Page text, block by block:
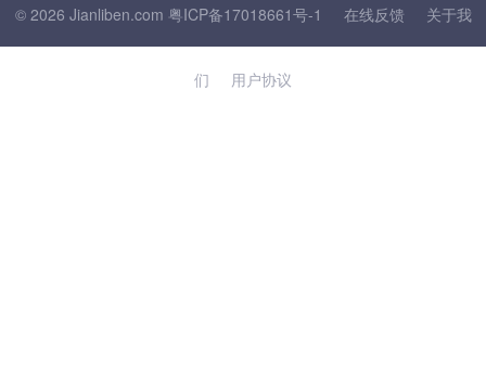
© 2026 Jianliben.com 粤ICP备17018661号-1 在线反馈 关于我
们 用户协议